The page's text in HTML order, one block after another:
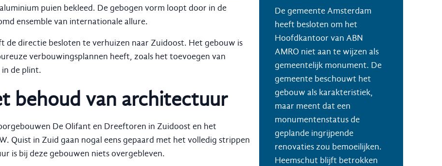
puien bekleed. De gebogen vorm loopt door in de
ensemble van internationale allure.
de directie besloten te verhuizen naar Zuidoost. Het gebouw is
verbouwingsplannen heeft, zoals het toevoegen van
de plint.
behoud van architectuur
De Olifant en Dreeftoren in Zuidoost en het
Quist in Zuid gaan nogal eens gepaard met het volledig strippen
is bij deze gebouwen niets overgebleven.
De gemeente Amsterdam
heeft besloten om het
Hoofdkantoor van ABN
AMRO niet aan te wijzen als
gemeentelijk monument. De
gemeente beschouwt het
gebouw als karakteristiek,
maar meent dat een
monumentenstatus de
geplande ingrijpende
renovaties zou bemoeilijken.
Heemschut blijft betrokken